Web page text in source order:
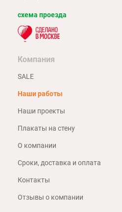
схема проезда
Компания
SALE
Наши работы
Наши проекты
Плакаты на стену
О компании
Сроки, доставка и оплата
Контакты
Отзывы о компании